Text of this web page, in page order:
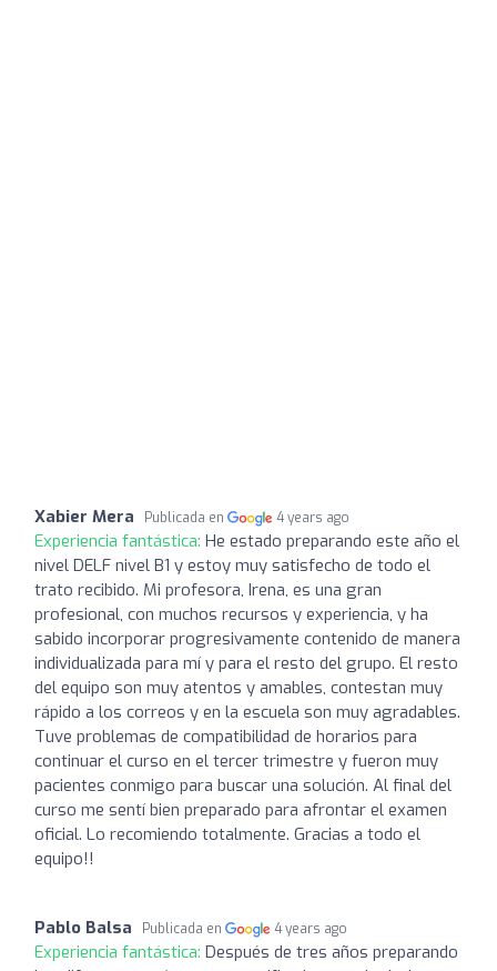
Xabier Mera Publicada en 4 years ago
Experiencia fantástica: He estado preparando este año el
nivel DELF nivel B1 y estoy muy satisfecho de todo el
trato recibido. Mi profesora, Irena, es una gran
profesional, con muchos recursos y experiencia, y ha
sabido incorporar progresivamente contenido de manera
individualizada para mí y para el resto del grupo. El resto
del equipo son muy atentos y amables, contestan muy
rápido a los correos y en la escuela son muy agradables.
Tuve problemas de compatibilidad de horarios para
continuar el curso en el tercer trimestre y fueron muy
pacientes conmigo para buscar una solución. Al final del
curso me sentí bien preparado para afrontar el examen
oficial. Lo recomiendo totalmente. Gracias a todo el
equipo!!
Pablo Balsa Publicada en 4 years ago
Experiencia fantástica: Después de tres años preparando